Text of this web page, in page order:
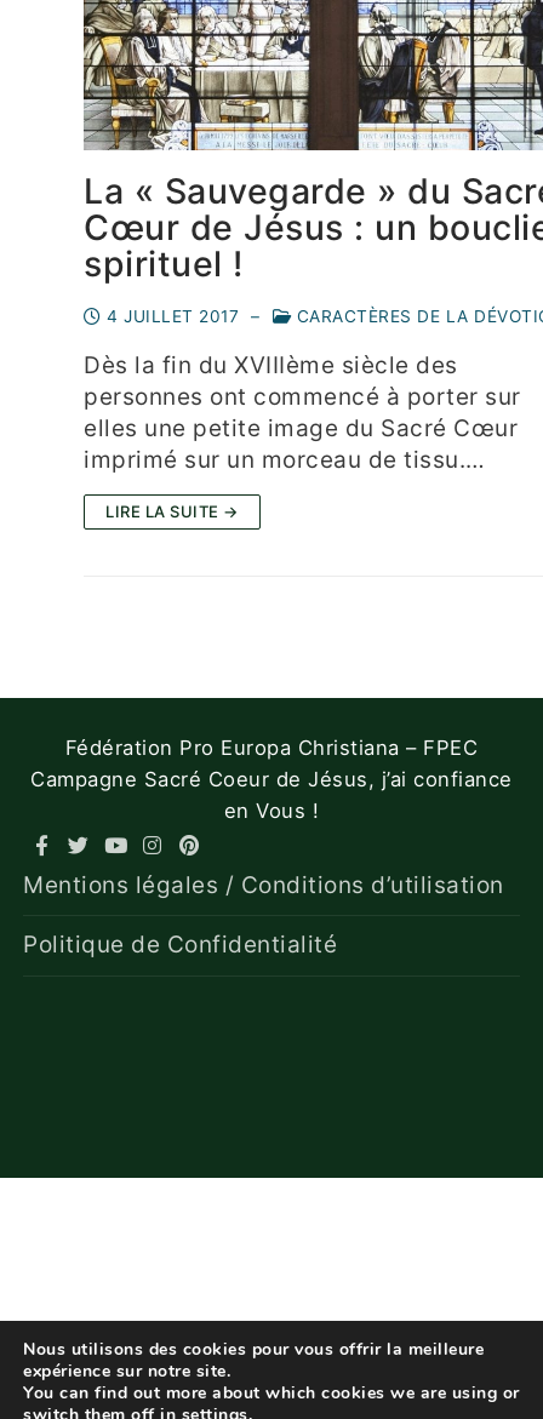
La « Sauvegarde » du
Cœur de Jésus : un
spirituel !
4 JUILLET 2017 – CARACTÈRES DE LA
Dès la fin du XVIIIème siècle des
personnes ont commencé à porter sur ​
elles une petite image du Sacré Cœur
imprimé sur un morceau de tissu.…
LIRE LA SUITE →
Fédération Pro Europa Christiana – FPEC
Campagne Sacré Coeur de Jésus, j’ai confiance
en Vous !
Mentions légales / Conditions d’utilisation
Politique de Confidentialité
Nous utilisons des cookies pour vous offrir la meilleure
expérience sur notre site.
You can find out more about which cookies we are using or